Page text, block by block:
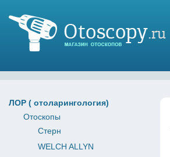
ЛОР ( отоларингология)
Отоскопы
Стерн
WELCH ALLYN